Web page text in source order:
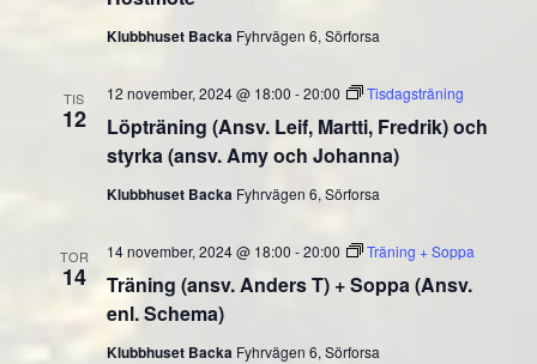
Klubbhuset Backa Fyhrvägen 6, Sörforsa
TIS
12
Löpträning (Ansv. Leif, Martti, Fredrik) och
styrka (ansv. Amy och Johanna)
12 november, 2024 @ 18:00 -20:00 Tisdagsträning
Klubbhuset Backa Fyhrvägen 6, Sörforsa
TOR
14
Träning (ansv. Anders T) + Soppa (Ansv.
enl. Schema)
14 november, 2024 @ 18:00 -20:00 Träning + Soppa
Klubbhuset Backa Fyhrvägen 6, Sörforsa